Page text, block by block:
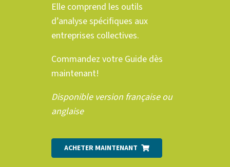
Elle comprend les outils
d’analyse spécifiques aux
entreprises collectives.
Commandez votre Guide dès
maintenant!
Disponible version française ou
anglaise
ACHETER MAINTENANT